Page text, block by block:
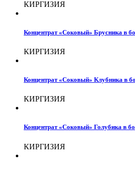
КИРГИЗИЯ
Концентрат «Соковый» Брусника в
КИРГИЗИЯ
Концентрат «Соковый» Клубника в
КИРГИЗИЯ
Концентрат «Соковый» Голубика в
КИРГИЗИЯ